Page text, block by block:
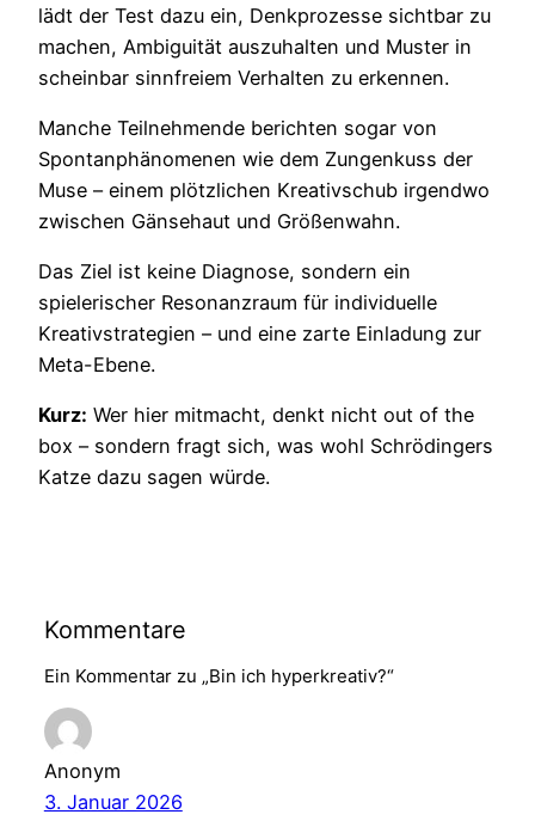
lädt der Test dazu ein, Denkprozesse sichtbar zu
machen, Ambiguität auszuhalten und Muster in
scheinbar sinnfreiem Verhalten zu erkennen.
Manche Teilnehmende berichten sogar von
Spontanphänomenen wie dem Zungenkuss der
Muse – einem plötzlichen Kreativschub irgendwo
zwischen Gänsehaut und Größenwahn.
Das Ziel ist keine Diagnose, sondern ein
spielerischer Resonanzraum für individuelle
Kreativstrategien – und eine zarte Einladung zur
Meta-Ebene.
Kurz: Wer hier mitmacht, denkt nicht out of the
box – sondern fragt sich, was wohl Schrödingers
Katze dazu sagen würde.
Kommentare
Ein Kommentar zu „Bin ich hyperkreativ?“
Anonym
3. Januar 2026